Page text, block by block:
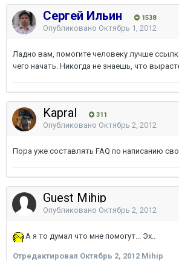
Сергей Ильин 1538
Опубликовано Октябрь 1, 2012
Ладно вам, помогите человеку лучше
чего начать. Никогда не знаешь, что
Kapral 311
Опубликовано Октябрь 2, 2012
Пора уже составлять FAQ по написанию
Guest Mihip
Опубликовано Октябрь 2, 2012
А я то думал что мне помогут... Эх..
Отредактировал Октябрь 2, 2012 Mihip